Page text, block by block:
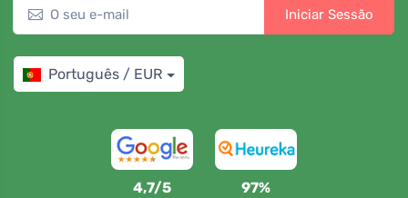
Iniciar Sessão
Português / EUR
4,7/5 97%